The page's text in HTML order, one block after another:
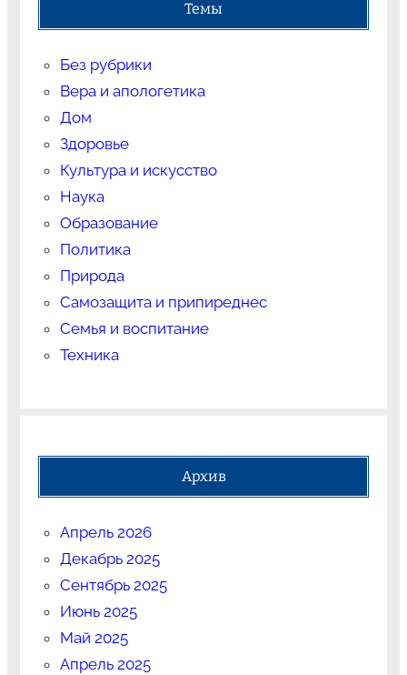
Темы
Без рубрики
Вера и апологетика
Дом
Здоровье
Культура и искусство
Наука
Образование
Политика
Природа
Самозащита и припиреднес
Семья и воспитание
Техника
Архив
Апрель 2026
Декабрь 2025
Сентябрь 2025
Июнь 2025
Май 2025
Апрель 2025